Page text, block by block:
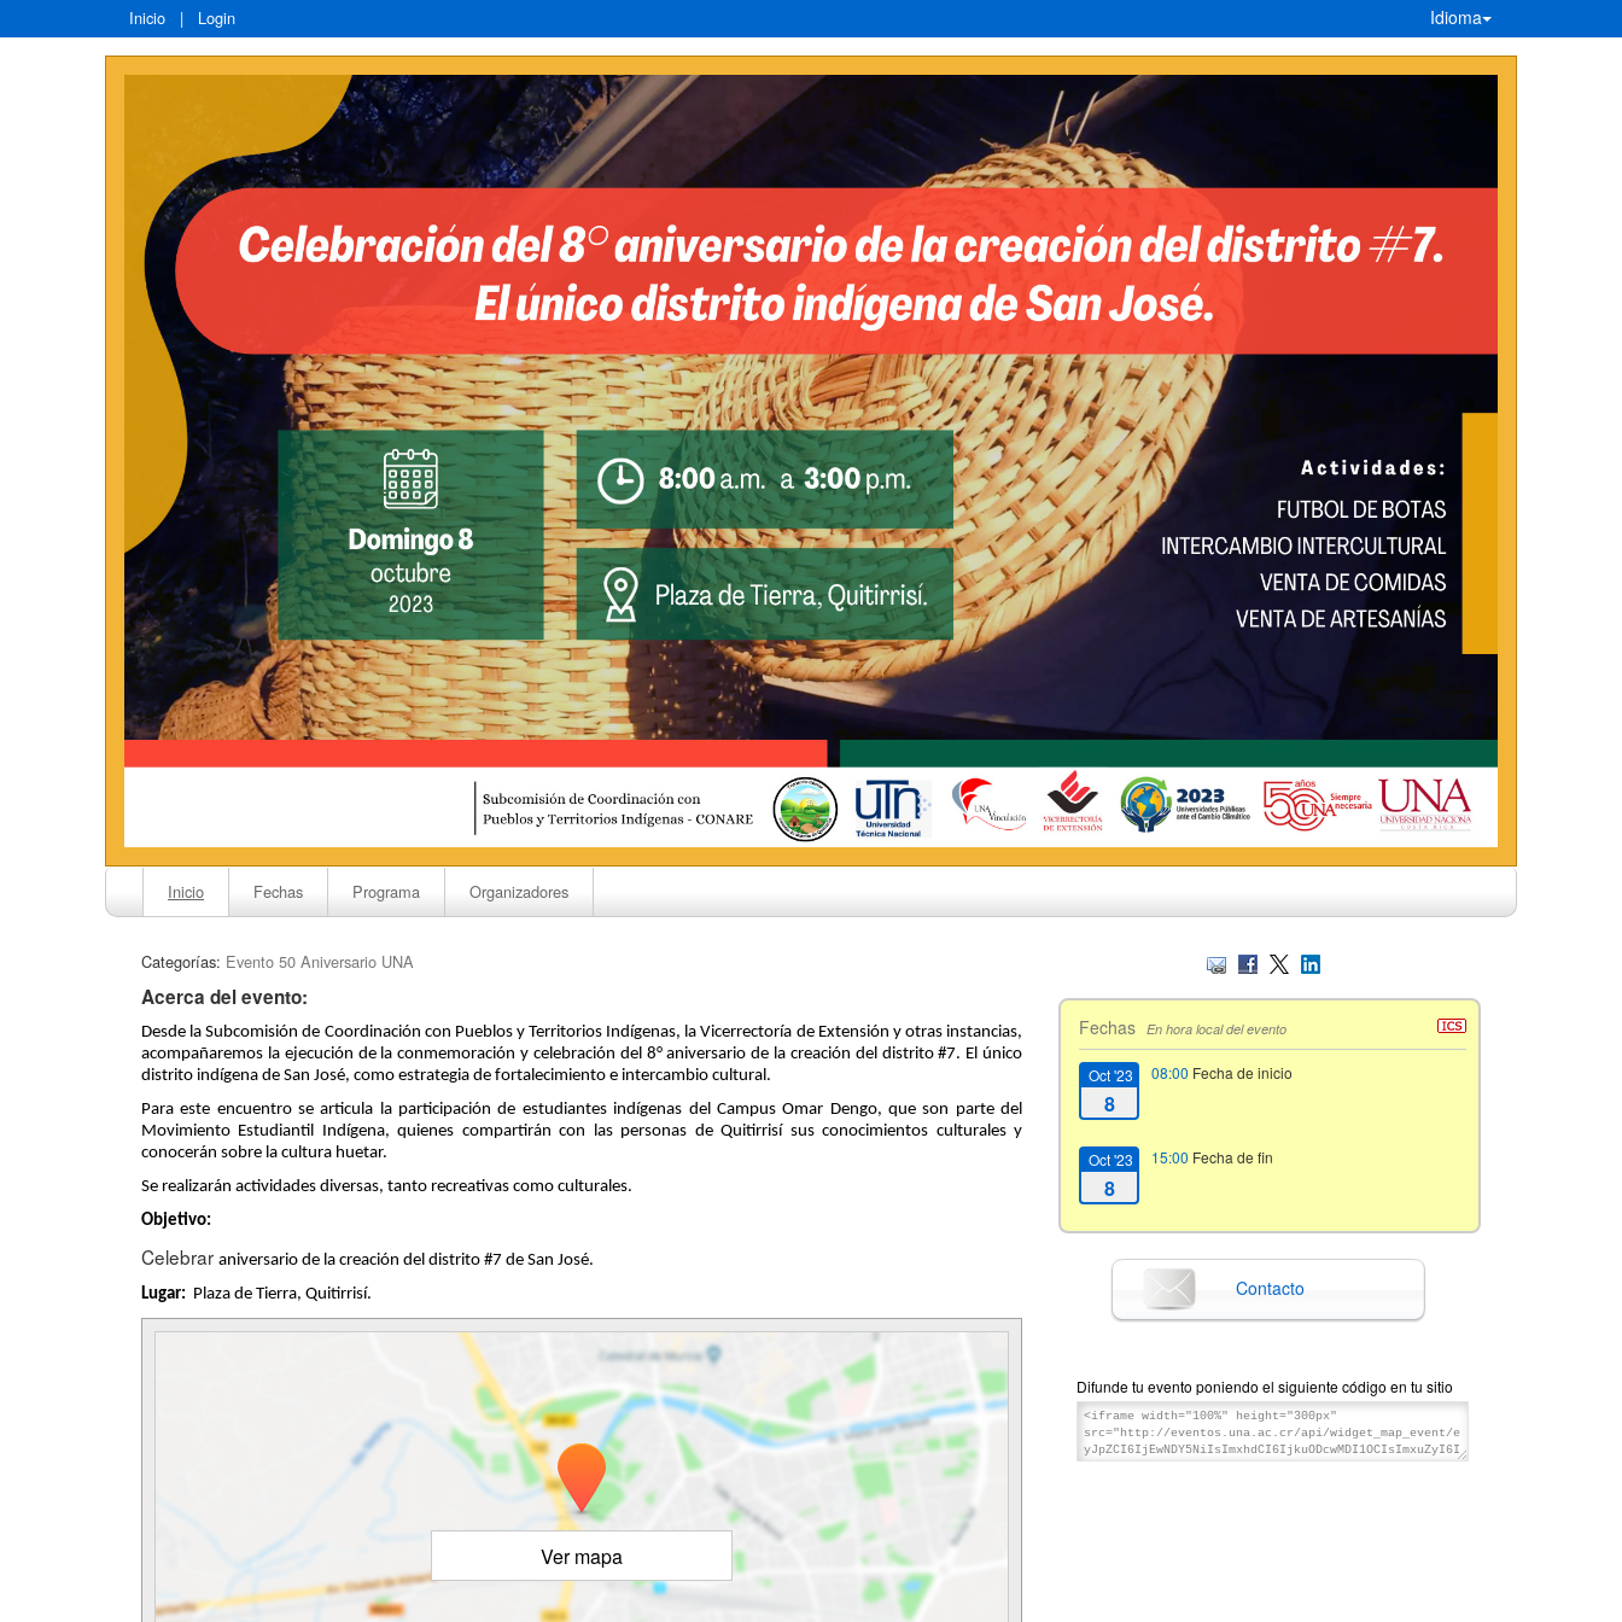
Inicio | Login Idioma
Inicio Fechas Programa Organizadores
Categorías: Evento 50 Aniversario UNA
Acerca del evento:
Desde la Subcomisión de Coordinación con Pueblos y Territorios Indígenas, la Vicerrectoría de Extensión y otras instancias,
acompañaremos la ejecución de laconmemoración y celebración del8° aniversario de la creación del distrito #7. El único
distrito indígena de San José, como estrategia de fortalecimiento e intercambio cultural.
Para este encuentro se articula la participación de estudiantes indígenas del Campus Omar Dengo, que son parte del
Movimiento Estudiantil Indígena, quienes compartirán con las personas de Quitirrisí sus conocimientos culturales y
conocerán sobre la cultura huetar.
Se realizarán actividades diversas, tanto recreativas como culturales.
Objetivo:
Celebrar aniversario de la creación del distrito #7 de San José.
Lugar: Plaza de Tierra, Quitirrisí.
Ver mapa
Fechas En hora local del evento
Oct '23
8
08:00 Fecha de inicio
Oct '23
8
15:00 Fecha de fin
Contacto
Difunde tu evento poniendo el siguiente código en tu sitio